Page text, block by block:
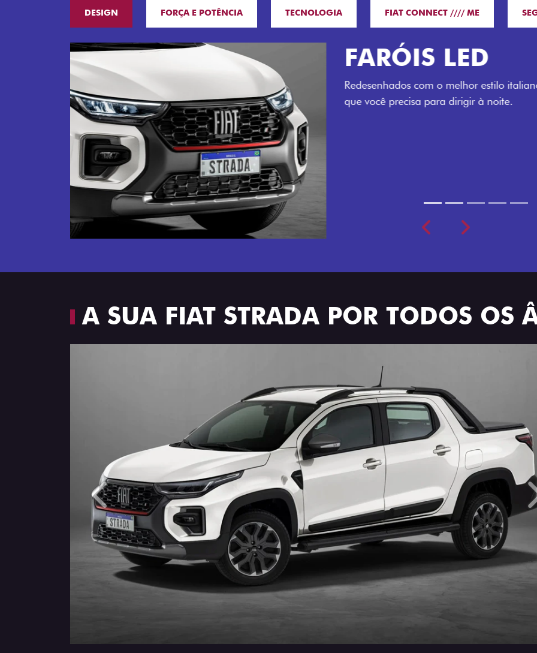
DESIGN FORÇA E POTÊNCIA TECNOLOGIA FIAT CONNECT //// ME
O
LUGARES
Próximo
Espaço e conforto
PreviousNext
A SUA FIAT STRADA POR TODOS OS
Anterior